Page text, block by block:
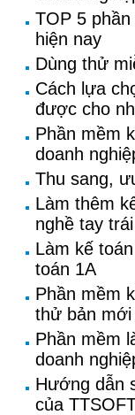
TOP 5
hiện nay
Dùng thử
Cách lựa
được cho
Phần mềm
doanh
Thu sang,
Làm thêm
nghề tay
Làm kế
toán 1A
Phần mềm
thử bản mới
Phần mềm
doanh
Hướng dẫn
của